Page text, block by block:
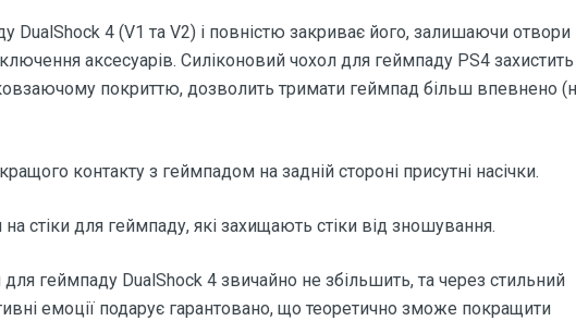
4 (V1 та V2) і повністю закриває його, залишаючи отвори
аксесуарів. Силіконовий чохол для геймпаду PS4 захистить
покриттю, дозволить тримати геймпад більш впевнено
контакту з геймпадом на задній стороні присутні насічки.
стіки для геймпаду, які захищають стіки від зношування.
геймпаду DualShock 4 звичайно не збільшить, та через стильний
емоції подарує гарантовано, що теоретично зможе покращити